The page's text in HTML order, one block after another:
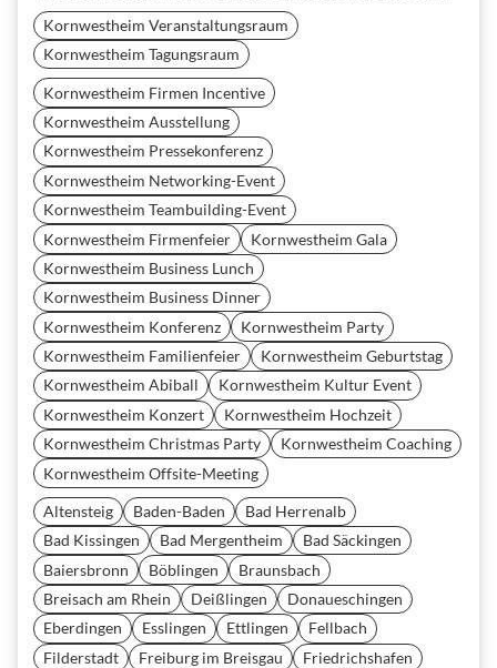
Kornwestheim Veranstaltungsraum
Kornwestheim Tagungsraum
Kornwestheim Firmen Incentive
Kornwestheim Ausstellung
Kornwestheim Pressekonferenz
Kornwestheim Networking-Event
Kornwestheim Teambuilding-Event
Kornwestheim Firmenfeier
Kornwestheim Gala
Kornwestheim Business Lunch
Kornwestheim Business Dinner
Kornwestheim Konferenz
Kornwestheim Party
Kornwestheim Familienfeier
Kornwestheim Geburtstag
Kornwestheim Abiball
Kornwestheim Kultur Event
Kornwestheim Konzert
Kornwestheim Hochzeit
Kornwestheim Christmas Party
Kornwestheim Coaching
Kornwestheim Offsite-Meeting
Altensteig Baden-Baden
Bad Herrenalb
Bad Kissingen
Bad Mergentheim
Bad Säckingen
Baiersbronn
Böblingen
Braunsbach
Breisach am Rhein
Deißlingen
Donaueschingen
Eberdingen
Esslingen Ettlingen
Fellbach
Filderstadt
Freiburg im Breisgau
Friedrichshafen